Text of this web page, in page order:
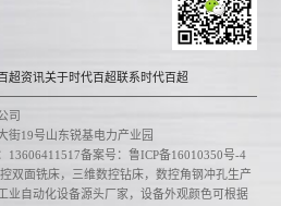
超资讯关于时代百超联系时代百超
司
街19号山东锐基电力产业园
13606411517备案号：鲁ICP备16010350号-4
双面铣床，三维数控钻床，数控角钢冲孔生产
业自动化设备源头厂家，设备外观颜色可根据